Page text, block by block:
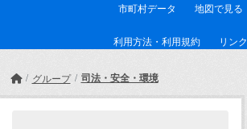
市町村データ 地図で見る
利用方法・利用規約 リンク
グループ 司法・安全・環境